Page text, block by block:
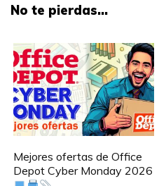
No te pierdas...
Mejores ofertas de Office
Depot Cyber Monday 2026